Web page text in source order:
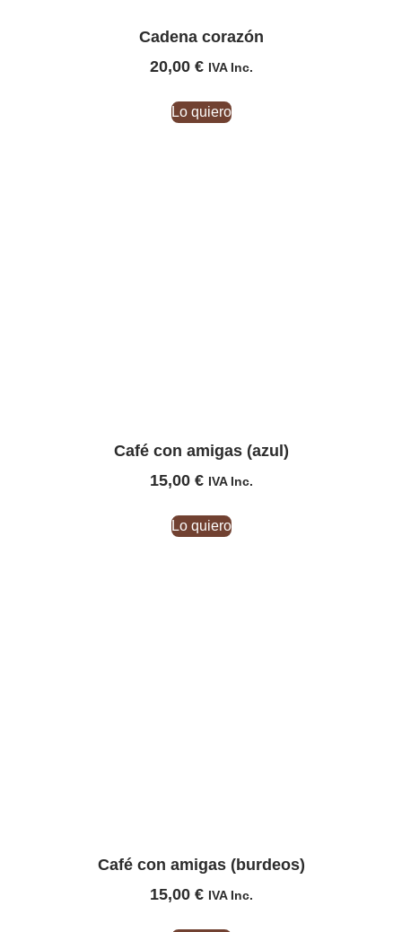
Cadena corazón
20,00 € IVA Inc.
Lo quiero
Café con amigas (azul)
15,00 € IVA Inc.
Lo quiero
Café con amigas (burdeos)
15,00 € IVA Inc.